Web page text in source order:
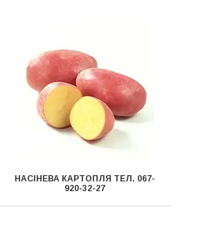
НАСІНЕВА КАРТОПЛЯ ТЕЛ. 067-
920-32-27